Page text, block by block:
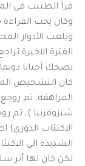
قرأ الطبيب في
وكان يحب
ويلعب الأدوار
الفترة الاخيرة
يضحك أحيانا
كان التشخيص
المراهقة، ثم
شيزوفرنيا )، ثم
الاكتئاب
الشديدة الى
لكن كان لها أثر